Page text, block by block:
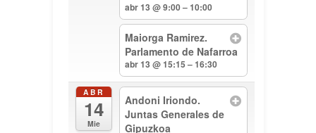
abr 13 @ 9:00 – 10:00
Maiorga Ramirez.
Parlamento de Nafarroa
abr 13 @ 15:15 – 16:30
ABR
14
Mie
Andoni Iriondo.
Juntas Generales de
Gipuzkoa